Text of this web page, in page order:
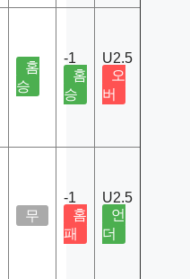
홈
승
-1
홈
승
U2.5
오
버
무
-1
홈
패
U2.5
언
더